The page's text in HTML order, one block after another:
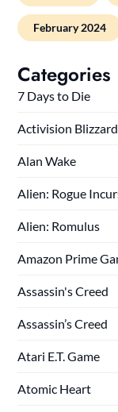
February 2024
Categories
7 Days to Die
Activision Blizzard
Alan Wake
Alien: Rogue
Alien: Romulus
Amazon Prime
Assassin's Creed
Assassin’s Creed
Atari E.T. Game
Atomic Heart